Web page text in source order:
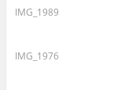
IMG_1989
IMG_1976